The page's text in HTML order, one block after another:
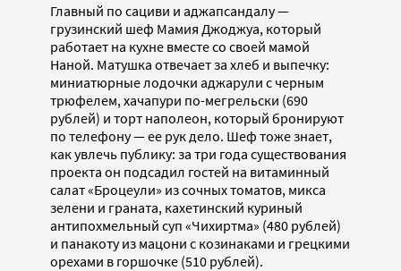
Главный по сациви и аджапсандалу —
грузинский шеф Мамия Джоджуа, который
работает на кухне вместе со своей мамой
Наной. Матушка отвечает за хлеб и выпечку:
миниатюрные лодочки аджарули с черным
трюфелем, хачапури по-мегрельски (690
рублей) и торт наполеон, который бронируют
по телефону — ее рук дело. Шеф тоже знает,
как увлечь публику: за три года существования
проекта он подсадил гостей на витаминный
салат «Броцеули» из сочных томатов, микса
зелени и граната, кахетинский куриный
антипохмельный суп «Чихиртма» (480 рублей)
и панакоту из мацони с козинаками и грецкими
орехами в горшочке (510 рублей).